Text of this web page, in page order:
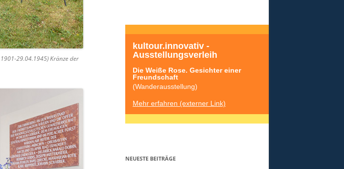
29.04.1945) Kränze der
kultour.innovativ -
Ausstellungsverleih
Die Weiße Rose. Gesichter einer
Freundschaft
(Wanderausstellung)
Mehr erfahren (externer Link)
NEUESTE BEITRÄGE